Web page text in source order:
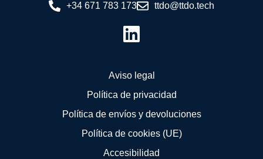
+34 671 783 173 ttdo@ttdo.tech
Aviso legal
Política de privacidad
Política de envíos y devoluciones
Política de cookies (UE)
Accesibilidad